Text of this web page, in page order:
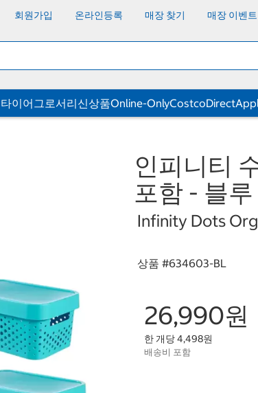
회원가입 온라인등록 매장 찾기 매장 이벤트
타이어그로서리신상품Online-OnlyCostcoDirect
인피니티
포함 - 블루
Infinity Dots
상품 #634603-BL
26,990원
한 개당 4,498원
배송비 포함